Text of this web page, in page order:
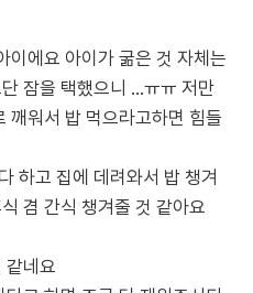
이에요 아이가 굶은 것 자체는
잠을 택했으니 ...ㅠㅠ 저만
깨워서 밥 먹으라고하면 힘들
하고 집에 데려와서 밥 챙겨
겸 간식 챙겨줄 것 같아요
같네요